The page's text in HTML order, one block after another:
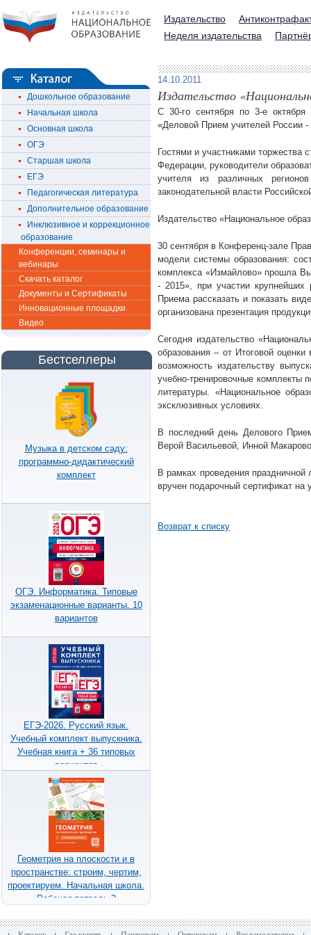
Издательство
Неделя издательства
Дошкольное образование
Начальная школа
Основная школа
ОГЭ
Старшая школа
ЕГЭ
Педагогическая литература
Дополнительное образование
Инклюзивное и коррекционное
образование
Конференции, семинары и
вебинары
Скачать каталог
Документы и Сертификаты
Инновационные площадки
Видео
Бестселлеры
Музыка в детском саду:
программно-дидактический
комплект
ОГЭ. Информатика. Типовые
экзаменационные варианты. 10
вариантов
ЕГЭ-2026. Русский язык.
Учебный комплект выпускника.
Учебная книга + 36 типовых
вариантов
Геометрия на плоскости и в
пространстве: строим, чертим,
проектируем. Начальная школа.
Рабочая тетрадь 2
14.10.2011
Издательство
С 30-го сентября по 3-е октября
«Деловой Прием учителей России
Гостями и участниками торжества
Федерации, руководители
учителя из различных
законодательной власти
Издательство «Национальное
30 сентября в Конференц-зале
модели системы образования:
комплекса «Измайлово» прошла
- 2015», при участии крупнейших
Приема рассказать и показать
организована презентация
Сегодня издательство
образования – от Итоговой
возможность издательству
учебно-тренировочные комплекты
литературы. «Национальное
эксклюзивных условиях.
В последний день Делового
Верой Васильевой, Инной
В рамках проведения праздничной
вручен подарочный сертификат на
Возврат к списку